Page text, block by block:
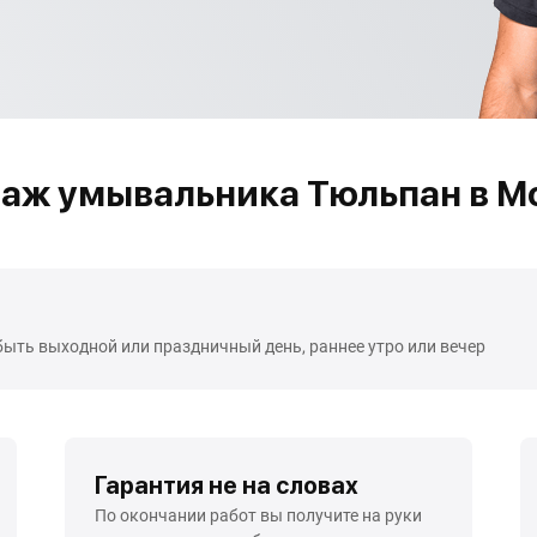
умывальника Тюльпан в
выходной или праздничный день, раннее утро или вечер
Гарантия не на словах
По окончании работ вы получите на руки